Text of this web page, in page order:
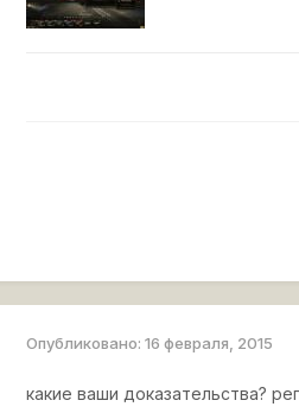
Опубликовано:16 февраля, 2015
какие ваши доказательства?